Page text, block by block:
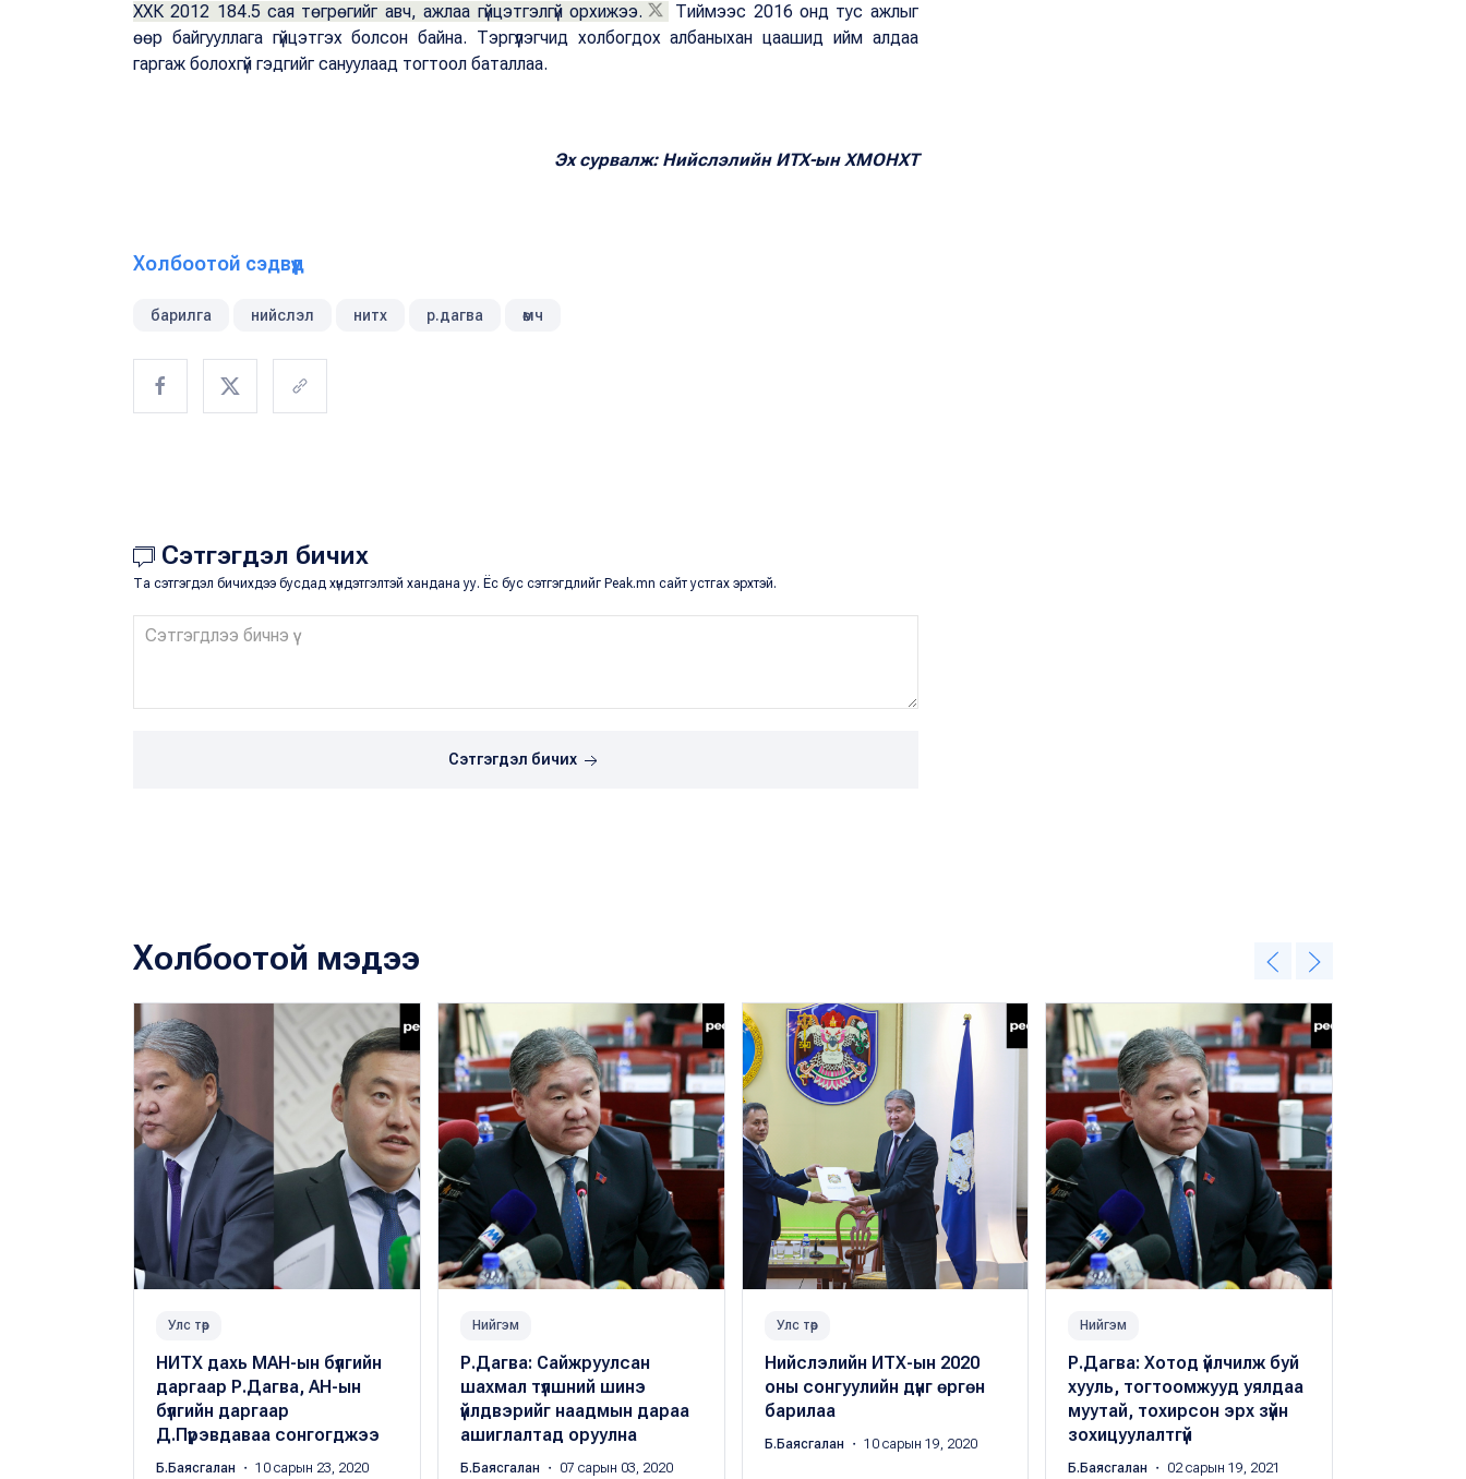
ХХК 2012 184.5 сая төгрөгийг авч, ажлаа гүйцэтгэлгүй орхижээ.
Тиймээс 2016 онд тус ажлыг
өөр байгууллага гүйцэтгэх болсон байна. Тэргүүлэгчид холбогдох албаныхан цаашид ийм алдаа
гаргаж болохгүй гэдгийг сануулаад тогтоол баталлаа.
Эх сурвалж: Нийслэлийн ИТХ-ын ХМОНХТ
Холбоотой сэдвүүд
барилга нийслэл нитх р.дагва өмч
Сэтгэгдэл бичих
Та сэтгэгдэл бичихдээ бусдад хүндэтгэлтэй хандана уу. Ёс бус сэтгэгдлийг Peak.mn сайт устгах эрхтэй.
Сэтгэгдэл бичих
Холбоотой мэдээ
Улс төр
НИТХ дахь МАН-ын бүлгийн
даргаар Р.Дагва, АН-ын
бүлгийн даргаар
Д.Пүрэвдаваа сонгогджээ
Б.Баясгалан ・ 10 сарын 23, 2020
Нийгэм
Р.Дагва: Сайжруулсан
шахмал түлшний шинэ
үйлдвэрийг наадмын дараа
ашиглалтад оруулна
Б.Баясгалан ・ 07 сарын 03, 2020
Улс төр
Нийслэлийн ИТХ-ын 2020
оны сонгуулийн дүнг өргөн
барилаа
Б.Баясгалан ・ 10 сарын 19, 2020
Нийгэм
Р.Дагва: Хотод үйлчилж буй
хууль, тогтоомжууд уялдаа
муутай, тохирсон эрх зүйн
зохицуулалтгүй
Б.Баясгалан ・ 02 сарын 19, 2021